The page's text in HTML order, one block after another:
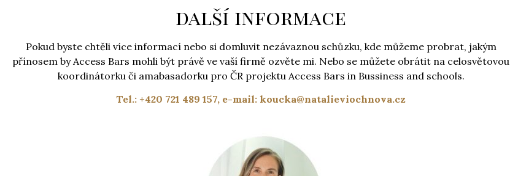
další informace
Pokud byste chtěli více informací nebo si domluvit nezávaznou schůzku, kde můžeme probrat, jakým
přínosem by Access Bars mohli být právě ve vaší firmě ozvěte mi. Nebo se můžete obrátit na celosvětovou
koordinátorku či amabasadorku pro ČR projektu Access Bars in Bussiness and schools.
Tel.: +420 721 489 157, e-mail: koucka@natalieviochnova.cz